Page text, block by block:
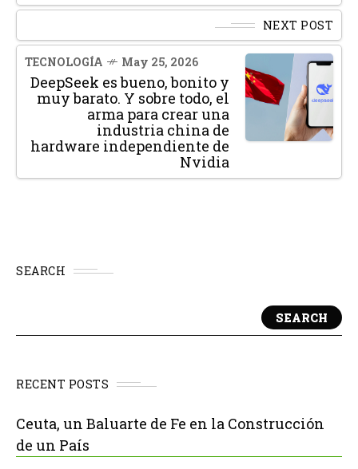
NEXT POST
TECNOLOGÍA May 25, 2026
DeepSeek es bueno, bonito y
muy barato. Y sobre todo, el
arma para crear una
industria china de
hardware independiente de
Nvidia
SEARCH
SEARCH
RECENT POSTS
Ceuta, un Baluarte de Fe en la Construcción
de un País